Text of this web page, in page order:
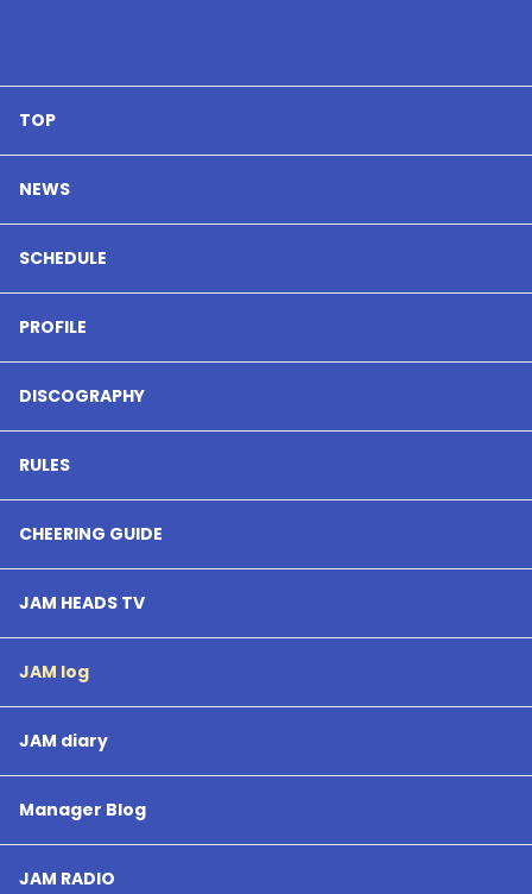
TOP
NEWS
SCHEDULE
PROFILE
DISCOGRAPHY
RULES
CHEERING GUIDE
JAM HEADS TV
JAM log
JAM diary
Manager Blog
JAM RADIO